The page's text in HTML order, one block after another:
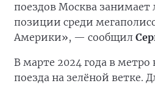
поездов Москва
позиции среди
Америки», — сообщил
В марте 2024 года в
поезда на зелёной ветке.